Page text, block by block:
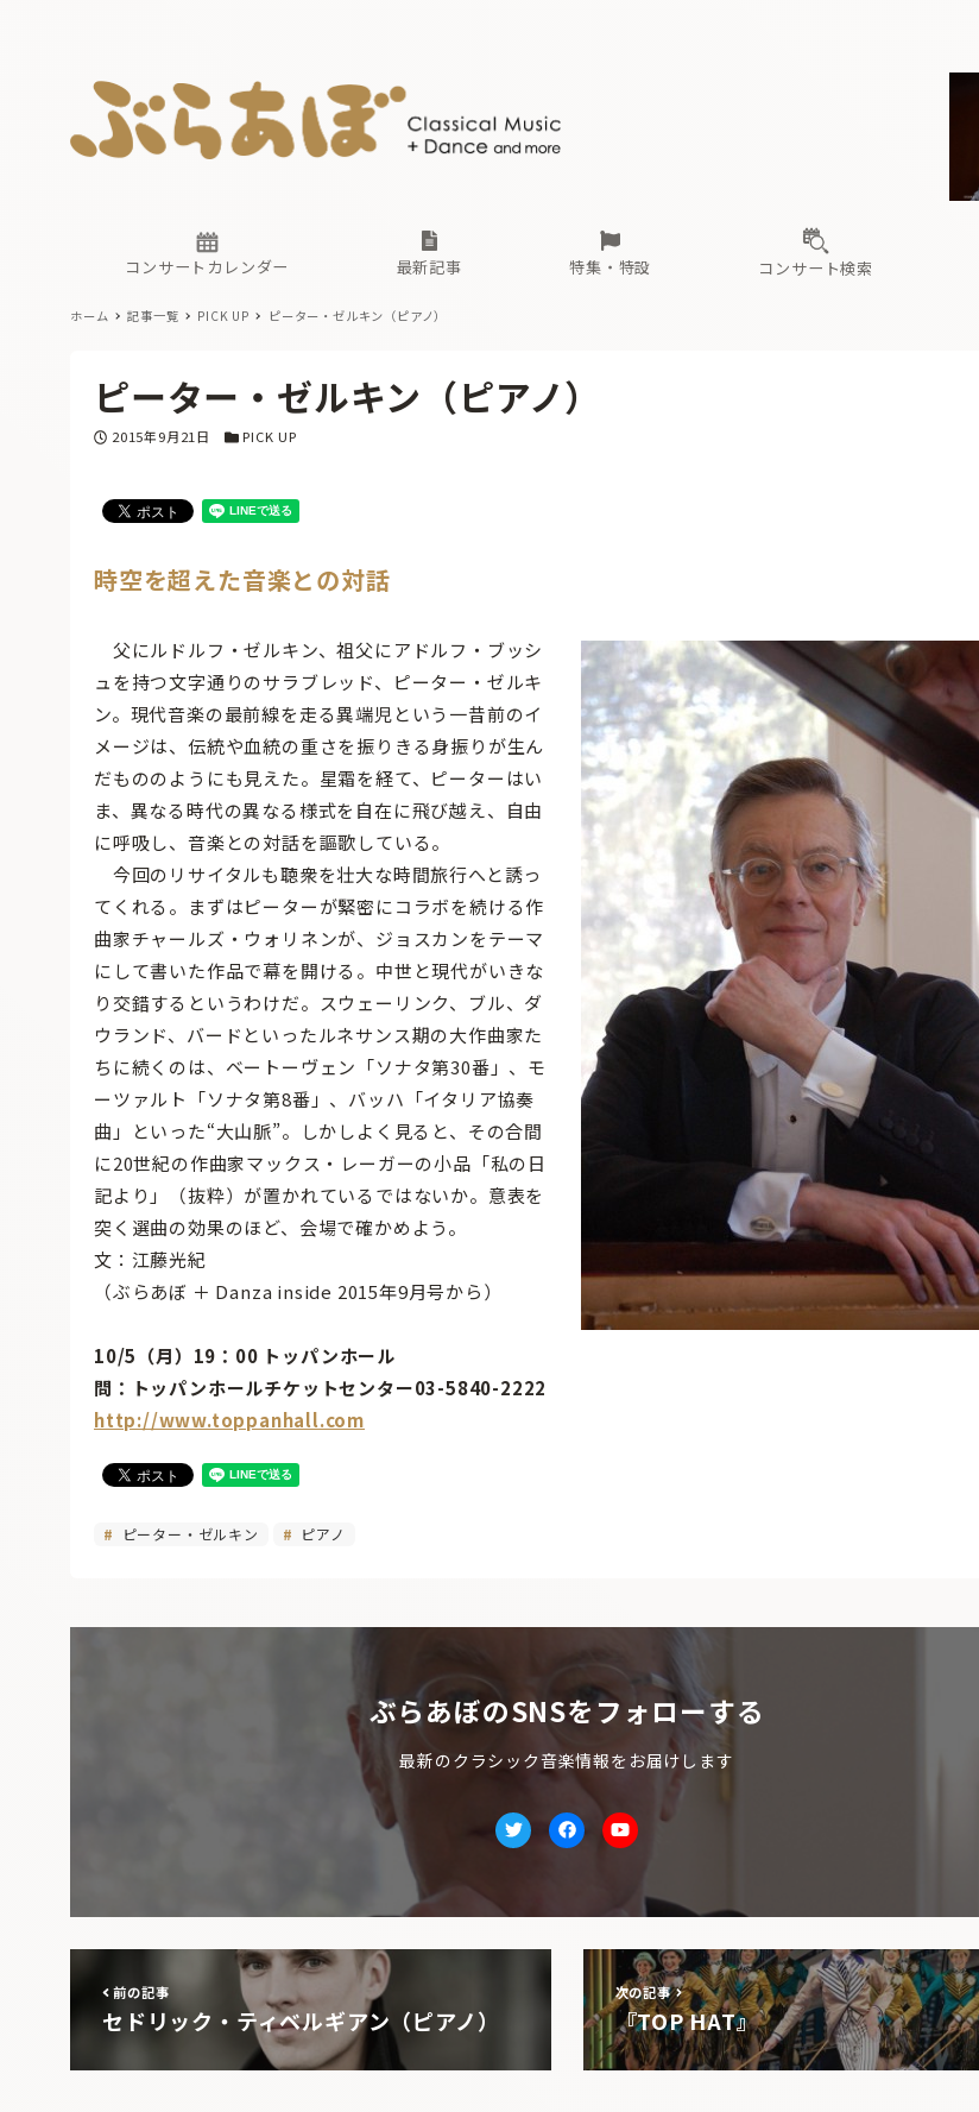
コンサートカレンダー 最新記事
古楽とその先と
特集・特設
現場のプロが推す！間違いないオーケストラコンサート
コンサート検索
無料ライブ配信スケジュール
あ か さ
古楽とその先と
無料ライブ配信スケジュール
あ か さ
ホーム 記事一覧 PICK UP ピーター・ゼルキン（ピアノ）
ピーター・ゼルキン（ピアノ）
投稿日
2015年9月21日 カテゴリー
PICK UP
時空を超えた音楽との対話
父にルドルフ・ゼルキン、祖父にアドルフ・ブッシ
ュを持つ文字通りのサラブレッド、ピーター・ゼルキ
ン。現代音楽の最前線を走る異端児という一昔前のイ
メージは、伝統や血統の重さを振りきる身振りが生ん
だもののようにも見えた。星霜を経て、ピーターはい
ま、異なる時代の異なる様式を自在に飛び越え、自由
に呼吸し、音楽との対話を謳歌している。
今回のリサイタルも聴衆を壮大な時間旅行へと誘っ
てくれる。まずはピーターが緊密にコラボを続ける作
曲家チャールズ・ウォリネンが、ジョスカンをテーマ
にして書いた作品で幕を開ける。中世と現代がいきな
り交錯するというわけだ。スウェーリンク、ブル、ダ
ウランド、バードといったルネサンス期の大作曲家た
ちに続くのは、ベートーヴェン「ソナタ第30番」、モ
ーツァルト「ソナタ第8番」、バッハ「イタリア協奏
曲」といった“大山脈”。しかしよく見ると、その合間
に20世紀の作曲家マックス・レーガーの小品「私の日
記より」（抜粋）が置かれているではないか。意表を
突く選曲の効果のほど、会場で確かめよう。
文：江藤光紀
（ぶらあぼ ＋ Danza inside 2015年9月号から）
10/5（月）19：00 トッパンホール
問：トッパンホールチケットセンター03-5840-2222
http://www.toppanhall.com
ピーター・ゼルキン ピアノ
ぶらあぼのSNSをフォローする
最新のクラシック音楽情報をお届けします
TwitterfacebookYoutube
前の記事
セドリック・ティベルギアン（ピアノ）
次の記事
『TOP HAT』